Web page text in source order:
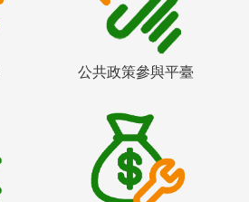
公共政策參與平臺